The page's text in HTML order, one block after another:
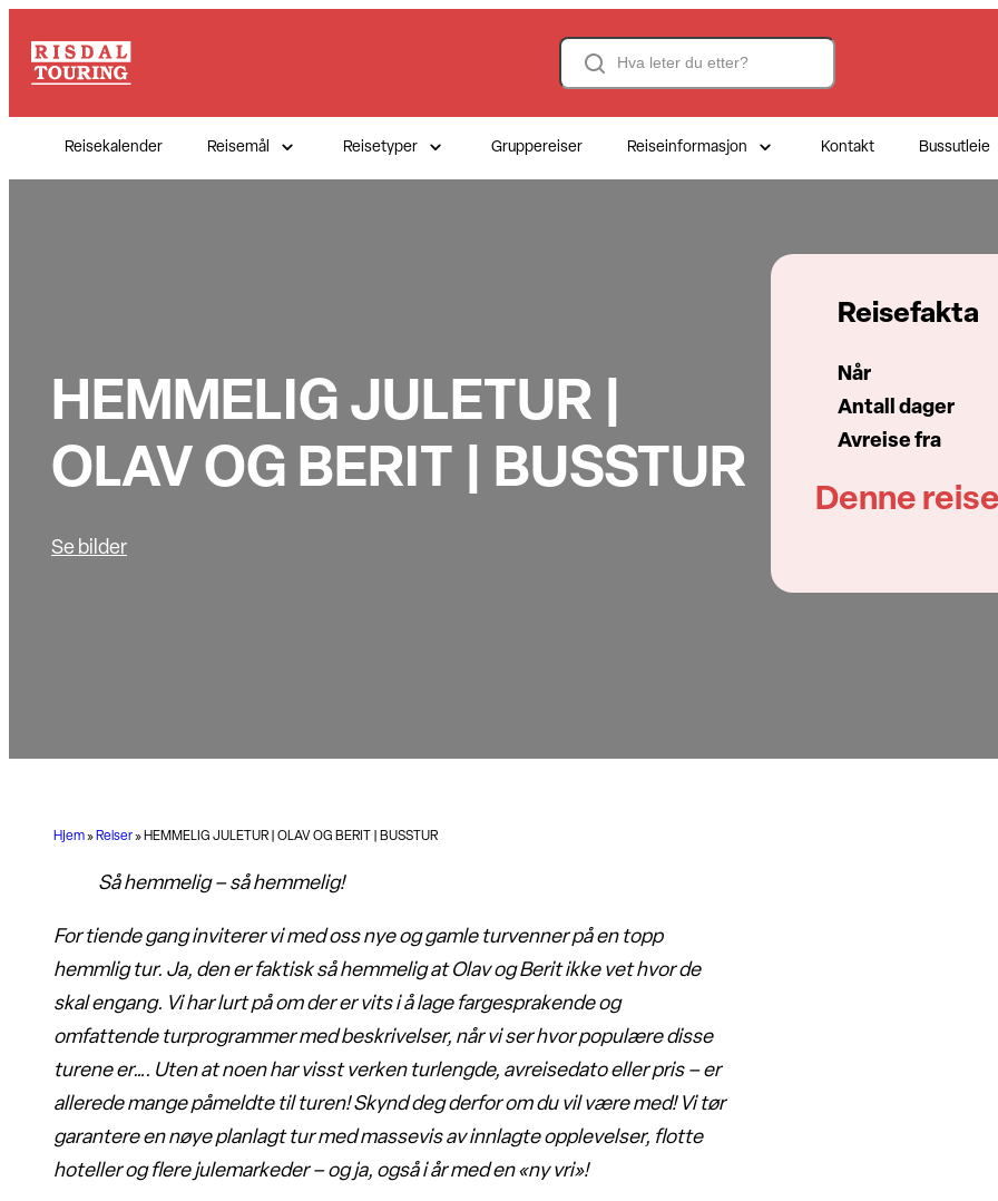
innhold
Search
Reisekalender Reisemål Reisetyper Gruppereiser Reiseinformasjon Kontakt Bussutleie
HEMMELIG JULETUR |
OLAV OG BERIT | BUSSTUR
Se bilder
Hjem» Reiser» HEMMELIG JULETUR | OLAV OG BERIT | BUSSTUR
Så hemmelig – så hemmelig!
For tiende gang inviterer vi med oss nye og gamle turvenner på en topp
hemmlig tur. Ja, den er faktisk så hemmelig at Olav og Berit ikke vet hvor de
skal engang. Vi har lurt på om der er vits i å lage fargesprakende og
omfattende turprogrammer med beskrivelser, når vi ser hvor populære disse
turene er…. Uten at noen har visst verken turlengde, avreisedato eller pris – er
allerede mange påmeldte til turen! Skynd deg derfor om du vil være med! Vi tør
garantere en nøye planlagt tur med massevis av innlagte opplevelser, flotte
hoteller og flere julemarkeder – og ja, også i år med en «ny vri»!
Reisefakta
Når
Antall dager
Avreise fra
Denne